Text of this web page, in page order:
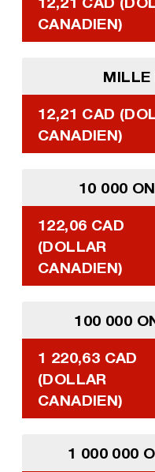
CANADIEN)
MILLE
12,21 CAD
CANADIEN)
10 000
122,06 CAD
(DOLLAR
CANADIEN)
100 000
1 220,63 CAD
(DOLLAR
CANADIEN)
1 000 000